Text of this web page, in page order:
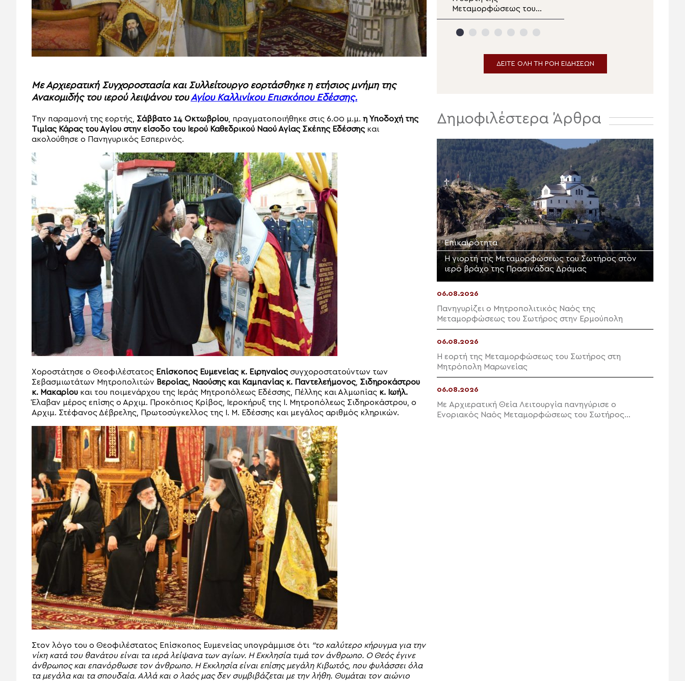
Με Αρχιερατική Συγχοροστασία και Συλλείτουργο εορτάσθηκε η ετήσιος μνήμη της
Ανακομιδής του ιερού λειψάνου τουΑγίου Καλλινίκου Επισκόπου Εδέσσης.
Την παραμονή της εορτής, Σάββατο 14 Οκτωβρίου , πραγματοποιήθηκε στις 6.00 μ.μ. η Υποδοχή της
Τιμίας Κάρας του Αγίου στην είσοδο του Ιερού Καθεδρικού Ναού Αγίας Σκέπης Εδέσσης και
ακολούθησε ο Πανηγυρικός Εσπερινός.
Χοροστάτησε ο Θεοφιλέστατος Επίσκοπος Ευμενείας κ. Ειρηναίος συγχοροστατούντων των
Σεβασμιωτάτων Μητροπολιτών Βεροίας, Ναούσης και Καμπανίας κ. Παντελεήμονος Σιδηροκάστρου
κ. Μακαρίου και του ποιμενάρχου της Ιεράς Μητροπόλεως Εδέσσης, Πέλλης και Αλμωπίας κ. Ιωήλ.
Έλαβαν μέρος επίσης ο Αρχιμ. Προκόπιος Κρίβος, Ιεροκήρυξ της Ι. Μητροπόλεως Σιδηροκάστρου, ο
Αρχιμ. Στέφανος Δέβρελης, Πρωτοσύγκελλος της Ι. Μ. Εδέσσης και μεγάλος αριθμός κληρικών.
Στον λόγο του ο Θεοφιλέστατος Επίσκοπος Ευμενείας υπογράμμισε ότι “το καλύτερο κήρυγμα για την
νίκη κατά του θανάτου είναι τα ιερά λείψανα των αγίων. Η Εκκλησία τιμά τον άνθρωπο. Ο Θεός έγινε
άνθρωπος και επανόρθωσε τον άνθρωπο. Η Εκκλησία είναι επίσης μεγάλη Κιβωτός, που φυλάσσει όλα
τα μεγάλα και τα σπουδαία. Αλλά και ο λαός μας δεν συμβιβάζεται με την λήθη. Θυμάται τον αιώνιο
Σωτήρος
Μεταμορφώσεως του
Σωτήρος στη Μονή Σινά
Μεταμορφώσεως του
Σωτήρος στα Λευκάκια
Ναυπλίου
ΔΕΙΤΕ ΟΛΗ ΤΗ ΡΟΗ ΕΙΔΗΣΕΩΝ
Δημοφιλέστερα Άρθρα
Επικαιρότητα
Η γιορτή της Μεταμορφώσεως του Σωτήρος στον
ιερό βράχο της Πρασινάδας Δράμας
06.08.2026
Πανηγυρίζει ο Μητροπολιτικός Ναός της
Μεταμορφώσεως του Σωτήρος στην Ερμούπολη
06.08.2026
Η εορτή της Μεταμορφώσεως του Σωτήρος στη
Μητρόπολη Μαρωνείας
06.08.2026
Με Αρχιερατική Θεία Λειτουργία πανηγύρισε ο
Ενοριακός Ναός Μεταμορφώσεως του Σωτήρος